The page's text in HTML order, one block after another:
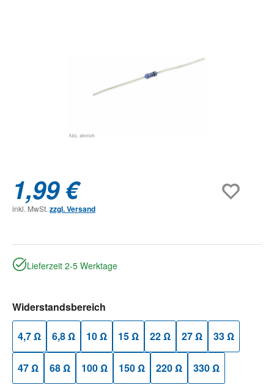
1,99 €
inkl. MwSt. zzgl. Versand
Lieferzeit 2-5 Werktage
Widerstandsbereich
4,7 Ω 6,8 Ω 10 Ω 15 Ω 22 Ω 27 Ω 33 Ω
47 Ω 68 Ω 100 Ω 150 Ω 220 Ω 330 Ω